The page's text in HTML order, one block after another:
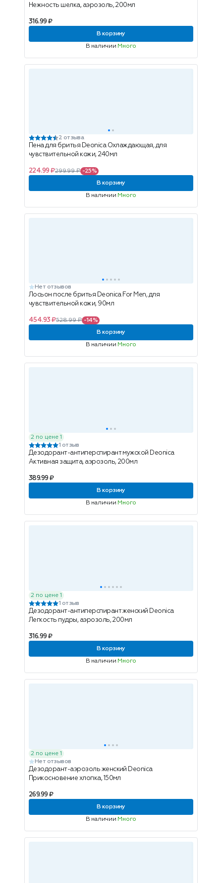
Нежность шелка, аэрозоль, 200мл
316.99 ₽
В корзину
В наличии Много
2 отзыва
Пена для бритья Deonica Охлаждающая, для
чувствительной кожи, 240мл
224.99 ₽299.99 ₽ -25%
В корзину
В наличии Много
Нет отзывов
Лосьон после бритья Deonica For Men, для
чувствительной кожи, 90мл
454.93 ₽528.99 ₽ -14%
В корзину
В наличии Много
2 по цене 1
1 отзыв
Дезодорант-антиперспирант мужской Deonica
Активная защита, аэрозоль, 200мл
389.99 ₽
В корзину
В наличии Много
2 по цене 1
1 отзыв
Дезодорант-антиперспирант женский Deonica
Легкость пудры, аэрозоль, 200мл
316.99 ₽
В корзину
В наличии Много
2 по цене 1
Нет отзывов
Дезодорант-аэрозоль женский Deonica
Прикосновение хлопка, 150мл
269.99 ₽
В корзину
В наличии Много